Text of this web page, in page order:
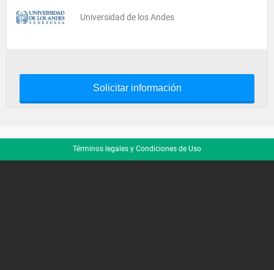
Universidad de los Andes
Solicitar información
Términos legales y Condiciones de Uso